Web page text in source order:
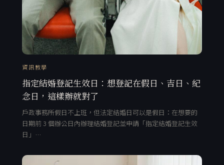
資訊教學
指定結婚登記生效日：想登記在假日、吉日、紀
念日，這樣辦就對了
戶政事務所假日不上班，但法定結婚日可以是假日：在想要的
日期前 3 個辦公日內辦理結婚登記並申請「指定結婚登記生效
日」…